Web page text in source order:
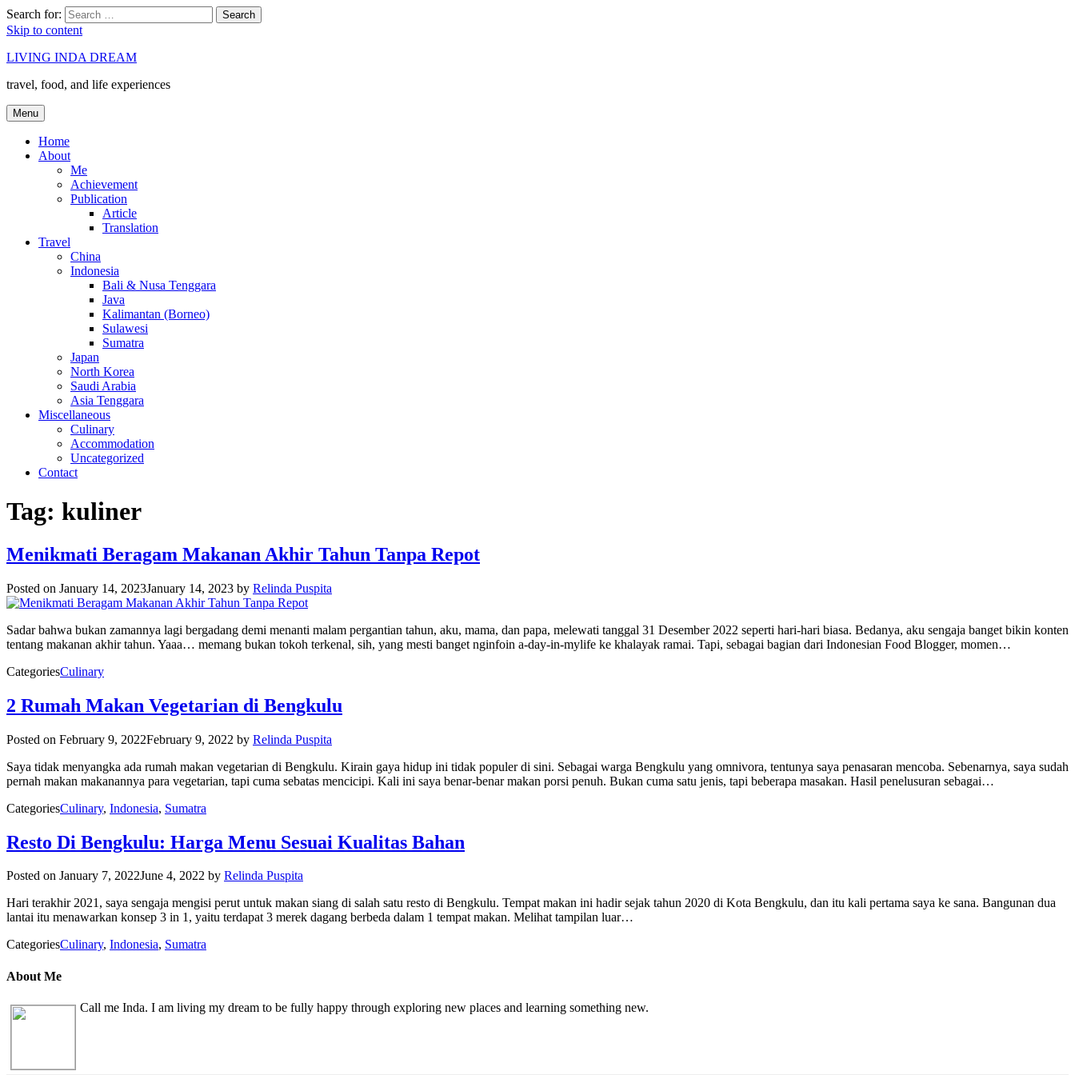
Search for: Search
Skip to content
LIVING INDA DREAM
travel, food, and life experiences
Menu
Home
About
Me
Achievement
Publication
Article
Translation
Travel
China
Indonesia
Bali & Nusa Tenggara
Java
Kalimantan (Borneo)
Sulawesi
Sumatra
Japan
North Korea
Saudi Arabia
Asia Tenggara
Miscellaneous
Culinary
Accommodation
Uncategorized
Contact
Tag: kuliner
Menikmati Beragam Makanan Akhir Tahun Tanpa Repot
Posted on January 14, 2023January 14, 2023 by Relinda Puspita
Sadar bahwa bukan zamannya lagi bergadang demi menanti malam pergantian tahun, aku, mama, dan papa, melewati tanggal 31 Desember 2022 seperti hari-hari biasa. Bedanya, aku sengaja banget bikin konten
tentang makanan akhir tahun. Yaaa… memang bukan tokoh terkenal, sih, yang mesti banget nginfoin a-day-in-mylife ke khalayak ramai. Tapi, sebagai bagian dari Indonesian Food Blogger, momen…
CategoriesCulinary
2 Rumah Makan Vegetarian di Bengkulu
Posted on February 9, 2022February 9, 2022 by Relinda Puspita
Saya tidak menyangka ada rumah makan vegetarian di Bengkulu. Kirain gaya hidup ini tidak populer di sini. Sebagai warga Bengkulu yang omnivora, tentunya saya penasaran mencoba. Sebenarnya, saya sudah
pernah makan makanannya para vegetarian, tapi cuma sebatas mencicipi. Kali ini saya benar-benar makan porsi penuh. Bukan cuma satu jenis, tapi beberapa masakan. Hasil penelusuran sebagai…
CategoriesCulinary, Indonesia, Sumatra
Resto Di Bengkulu: Harga Menu Sesuai Kualitas Bahan
Posted on January 7, 2022June 4, 2022 by Relinda Puspita
Hari terakhir 2021, saya sengaja mengisi perut untuk makan siang di salah satu resto di Bengkulu. Tempat makan ini hadir sejak tahun 2020 di Kota Bengkulu, dan itu kali pertama saya ke sana. Bangunan dua
lantai itu menawarkan konsep 3 in 1, yaitu terdapat 3 merek dagang berbeda dalam 1 tempat makan. Melihat tampilan luar…
CategoriesCulinary, Indonesia, Sumatra
About Me
Call me Inda. I am living my dream to be fully happy through exploring new places and learning something new.